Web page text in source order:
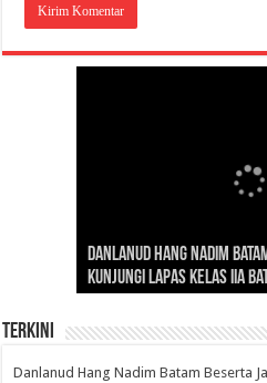
Danlanud Hang Nadim
Kunjungi Lapas Kelas IIA
Silaturahmi dan Reses
Jambi Bahas Sinergitas
Edukasi Pembentukan
Penerus
Cepat Beroperasi Agar Bisa
Penuhi Kebutuhannya
Nusantara: Ratu Wangsa,
dengan Pengaruh
Terkini
Danlanud Hang Nadim Batam Beserta